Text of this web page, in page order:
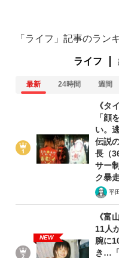
「ライフ」記事のラン
ライフ
最新 24時間 週間
《タ
「顔
い。
伝説
長（
サー
ク暴
平
NEW
《富
11人
腕に
き…